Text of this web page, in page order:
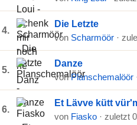
4.
Die Letzte
von Scharmöör ·
5.
Danze
vonPlanschemalöör
6.
Et Lävve kütt
von Fiasko · zuletzt